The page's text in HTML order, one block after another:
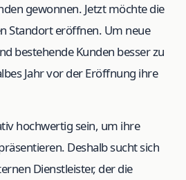
gewonnen. Jetzt möchte die
Standort eröffnen. Um neue
bestehende Kunden besser zu
Jahr vor der Eröffnung ihre
hochwertig sein, um ihre
Deshalb sucht sich
Dienstleister, der die